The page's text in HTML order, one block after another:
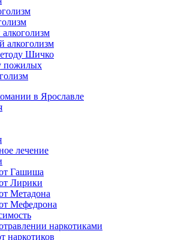
алкоголизм
Шичко
пожилых
в Ярославле
лечение
Гашиша
Лирики
Метадона
Мефедрона
наркотиками
наркотиков